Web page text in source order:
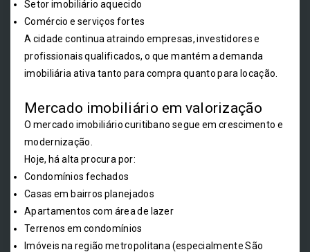
Setor imobiliário aquecido
Comércio e serviços fortes
A cidade continua atraindo empresas, investidores e
profissionais qualificados, o que mantém a demanda
imobiliária ativa tanto para compra quanto para locação.
Mercado imobiliário em valorização
O mercado imobiliário curitibano segue em crescimento e
modernização.
Hoje, há alta procura por:
Condomínios fechados
Casas em bairros planejados
Apartamentos com área de lazer
Terrenos em condomínios
Imóveis na região metropolitana (especialmente São